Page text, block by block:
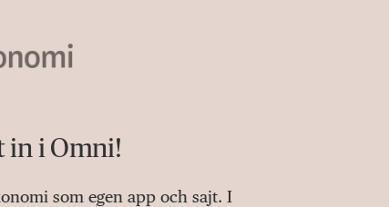
in i Omni!
som egen app och sajt. I